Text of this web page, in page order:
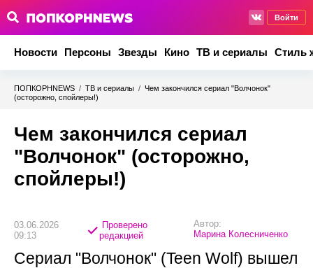
Войти
Новости Персоны Звезды Кино ТВ и сериалы Стиль
ПОПКОРНNEWS / ТВ и сериалы / Чем закончился сериал "Волчонок"
(осторожно, спойлеры!)
Чем закончился сериал
"Волчонок" (осторожно,
спойлеры!)
03.06.2026
09:13
Проверено
редакцией
Автор:
Марина Колесниченко
Сериал "Волчонок" (Teen Wolf) вышел